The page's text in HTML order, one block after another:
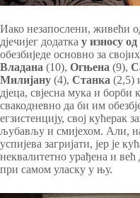
Иако незапослени, живећи
дјечијег додатка у износу
обезбиједе основно за
Владана (10), Огњена (9),
Милијану (4), Станка (2,5)
дјеца, свјесна мука и борби
свакодневно да би им
егзистенцију, свој кућерак
љубављу и смијехом. Али,
успијева загријати, јер је
неквалитетно урађена и већ
при самом уласку у њу.